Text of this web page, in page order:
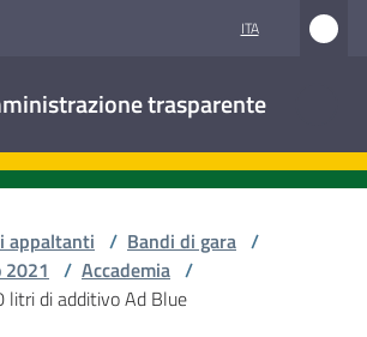
ITA
trasparente
appaltanti / Bandi di gara /
2021 / Accademia /
litri di additivo Ad Blue